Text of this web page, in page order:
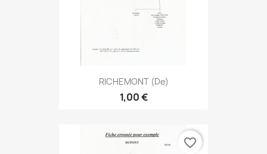
RICHEMONT (de)
1,00 €
favorite_border